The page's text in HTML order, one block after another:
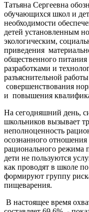
Татьяна Сергеевна
обучающихся школ и
необходимости
детей установленным
экологическим,
приведения
общественного
разработками и
разъяснительной
совершенствования
и повышения
На сегодняшний день,
школьников вызывает
неполноценность
осознанного
рационального режима
дети не пользуются
как проводят в школе
формируют группу
пищеварения.
В настоящее время